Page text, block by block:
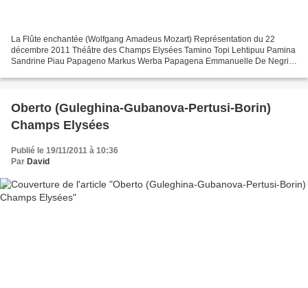
La Flûte enchantée (Wolfgang Amadeus Mozart) Représentation du 22
décembre 2011 Théâtre des Champs Elysées Tamino Topi Lehtipuu Pamina
Sandrine Piau Papageno Markus Werba Papagena Emmanuelle De Negri
Oberto (Guleghina-Gubanova-Pertusi-Borin)
Champs Elysées
Publié le 19/11/2011 à 10:36
Par David